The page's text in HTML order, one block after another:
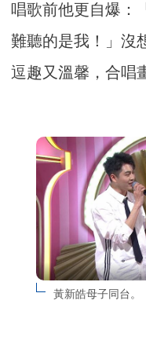
唱歌前他更自爆：
難聽的是我！」沒
逗趣又溫馨，合唱
黃新皓母子同台。